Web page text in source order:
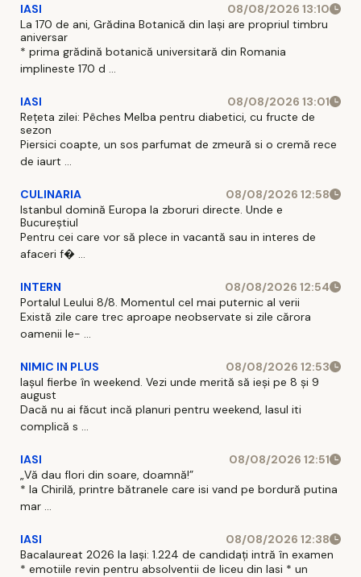
IASI
08/08/2026 13:10
La 170 de ani, Grădina Botanică din Iași are propriul timbru
aniversar
* prima grădină botanică universitară din Romania
implineste 170 d ...
IASI
08/08/2026 13:01
Rețeta zilei: Pêches Melba pentru diabetici, cu fructe de
sezon
Piersici coapte, un sos parfumat de zmeură si o cremă rece
de iaurt ...
CULINARIA
08/08/2026 12:58
Istanbul domină Europa la zboruri directe. Unde e
Bucureștiul
Pentru cei care vor să plece in vacantă sau in interes de
afaceri f� ...
INTERN
08/08/2026 12:54
Portalul Leului 8/8. Momentul cel mai puternic al verii
Există zile care trec aproape neobservate si zile cărora
oamenii le- ...
NIMIC IN PLUS
08/08/2026 12:53
Iașul fierbe în weekend. Vezi unde merită să ieși pe 8 și 9
august
Dacă nu ai făcut incă planuri pentru weekend, Iasul iti
complică s ...
IASI
08/08/2026 12:51
„Vă dau flori din soare, doamnă!”
* la Chirilă, printre bătranele care isi vand pe bordură putina
mar ...
IASI
08/08/2026 12:38
Bacalaureat 2026 la Iași: 1.224 de candidați intră în examen
* emotiile revin pentru absolventii de liceu din Iasi * un